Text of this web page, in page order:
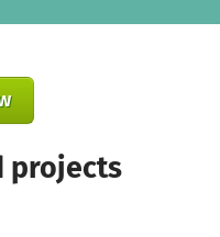
projects